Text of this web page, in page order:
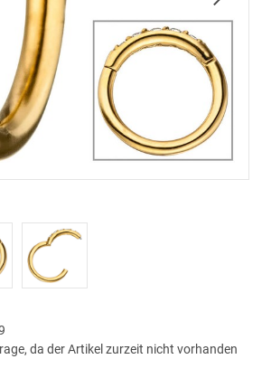
da der Artikel zurzeit nicht vorhanden